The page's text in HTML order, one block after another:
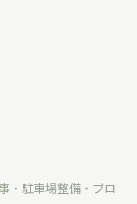
・駐車場整備・ブロ